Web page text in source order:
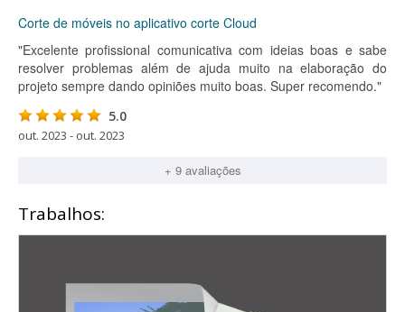
Corte de móveis no aplicativo corte Cloud
"Excelente profissional comunicativa com ideias boas e sabe
resolver problemas além de ajuda muito na elaboração do
projeto sempre dando opiniões muito boas. Super recomendo."
5.0
out. 2023 - out. 2023
+ 9 avaliações
Trabalhos: